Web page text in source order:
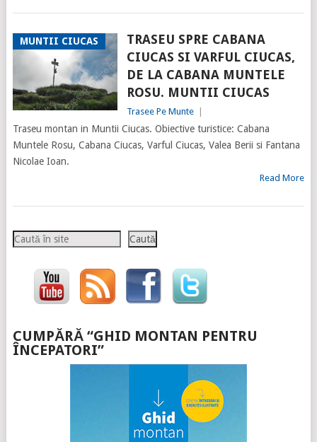
MUNTII CIUCAS
TRASEU SPRE CABANA
CIUCAS SI VARFUL CIUCAS,
DE LA CABANA MUNTELE
ROSU. MUNTII CIUCAS
Trasee Pe Munte
Traseu montan in Muntii Ciucas. Obiective turistice: Cabana
Muntele Rosu, Cabana Ciucas, Varful Ciucas, Valea Berii si Fantana
Nicolae Ioan.
Read More
Caută Caută
CUMPĂRĂ “GHID MONTAN PENTRU
ÎNCEPATORI”